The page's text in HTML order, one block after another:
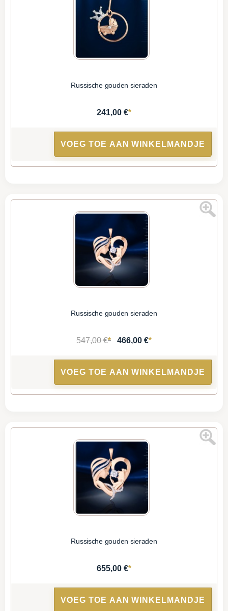
Russische gouden sieraden
241,00 €*
VOEG TOE AAN WINKELMANDJE
Russische gouden sieraden
547,00 €* 466,00 €*
VOEG TOE AAN WINKELMANDJE
Russische gouden sieraden
655,00 €*
VOEG TOE AAN WINKELMANDJE